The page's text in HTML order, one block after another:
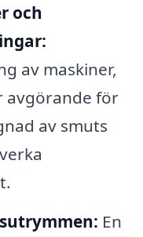
och
av maskiner,
avgörande för
av smuts
En